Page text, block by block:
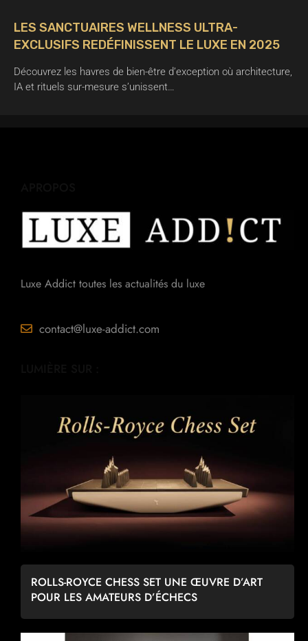
LES SANCTUAIRES WELLNESS ULTRA-
EXCLUSIFS REDÉFINISSENT LE LUXE EN 2025
Découvrez les havres de bien-être d’exception où architecture,
IA et rituels sur-mesure s’unissent…
Luxe Addict toutes les actualités du luxe
contact@luxe-addict.com
ROLLS-ROYCE CHESS SET UNE ŒUVRE D’ART
POUR LES AMATEURS D’ÉCHECS